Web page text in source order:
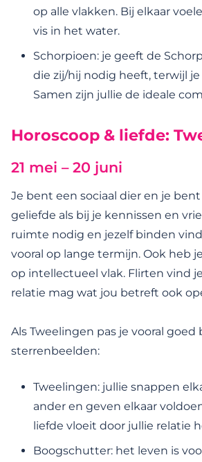
op alle vlakken. Bij elkaar
vis in het water.
Schorpioen: je geeft de
die zij/hij nodig heeft, terwijl
Samen zijn jullie de ideale
Horoscoop & liefde:
21 mei – 20 juni
Je bent een sociaal dier en je
geliefde als bij je kennissen en
ruimte nodig en jezelf binden
vooral op lange termijn. Ook heb
op intellectueel vlak. Flirten vind
relatie mag wat jou betreft ook
Als Tweelingen pas je vooral goed
sterrenbeelden:
Tweelingen: jullie snappen
ander en geven elkaar
liefde vloeit door jullie relatie
Boogschutter: het leven is